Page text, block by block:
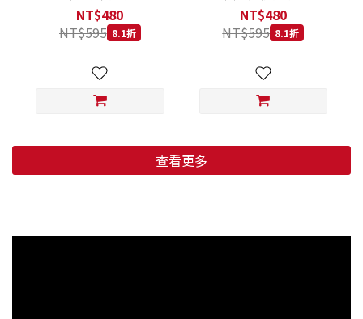
低穀鱈魚甜橙 小顆粒 800G
NT$480
NT$595 8.1折
羊肉藍莓 小顆粒 800G
NT$480
NT$595 8.1折
查看更多